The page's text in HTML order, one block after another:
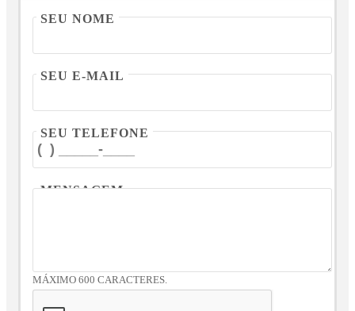
SEU NOME
SEU E-MAIL
SEU TELEFONE
MENSAGEM
MÁXIMO 600 CARACTERES.